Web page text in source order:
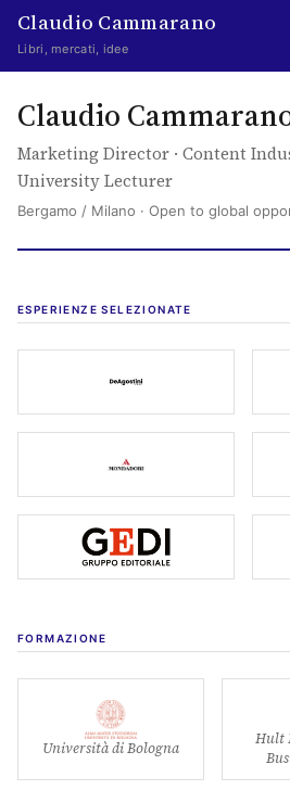
Claudio Cammarano
Libri, mercati, idee
Home
Writings
About
The Abstract
Claudio
Marketing Director · Content
University Lecturer
Bergamo / Milano · Open to global
ESPERIENZE SELEZIONATE
(si apre in una
(si apre in una
(si apre in una
FORMAZIONE
Università di Bologna
(si apre in una
Hult